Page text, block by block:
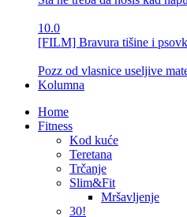
10.0
[FILM] Bravura tišine i
Pozz od vlasnice useljive
Kolumna
Home
Fitness
Kod kuće
Teretana
Trčanje
Slim&Fit
Mršavljenje
30!